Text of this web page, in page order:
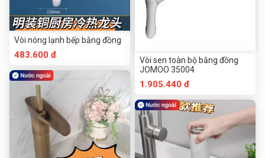
Vòi nóng lạnh bếp bằng đồng
483.600 đ
Vòi sen toàn bộ bằng đồng
JOMOO 35004
1.905.440 đ